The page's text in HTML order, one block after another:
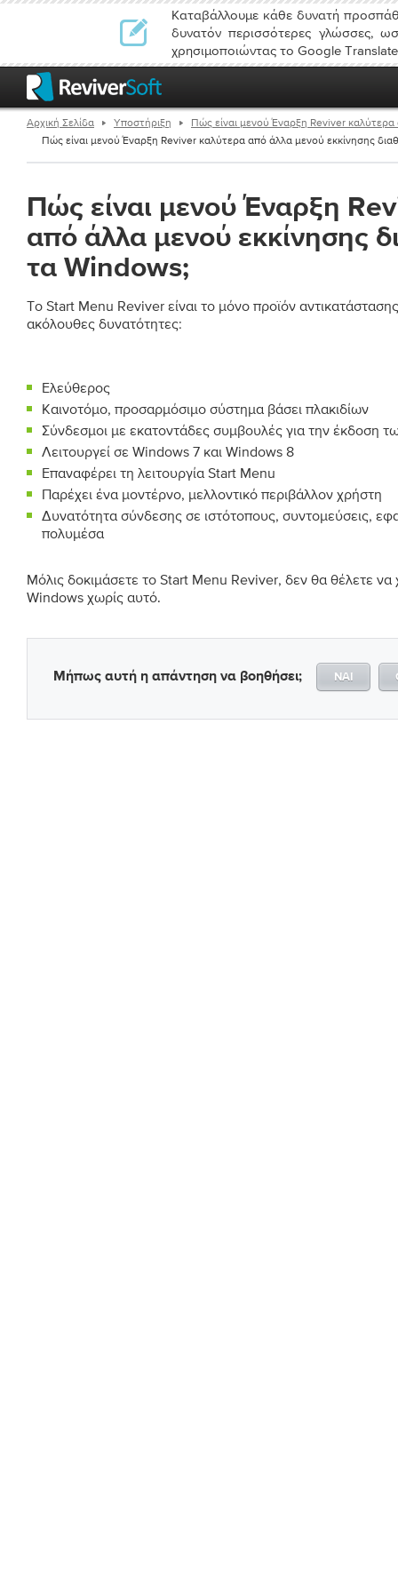
Καταβάλλουμε κάθε δυνατή
δυνατόν περισσότερες γλώσσες,
χρησιμοποιώντας το Google
Αρχική Σελίδα Υποστήριξη
Πώς είναι μενού Έναρξη Reviver
Πώς είναι μενού Έναρξη Reviver καλύτερα από άλλα μενού εκκίνησης
Πώς είναι μενού Έναρξη
από άλλα μενού εκκίνησης
τα Windows;
Το Start Menu Reviver είναι το μόνο προϊόν
ακόλουθες δυνατότητες:
Ελεύθερος
Καινοτόμο, προσαρμόσιμο σύστημα βάσει πλακιδίων
Σύνδεσμοι με εκατοντάδες συμβουλές για την έκδοση
Λειτουργεί σε Windows 7 και Windows 8
Επαναφέρει τη λειτουργία Start Menu
Παρέχει ένα μοντέρνο, μελλοντικό περιβάλλον χρήστη
Δυνατότητα σύνδεσης σε ιστότοπους, συντομεύσεις,
πολυμέσα
Μόλις δοκιμάσετε το Start Menu Reviver, δεν θα θέλετε να
Windows χωρίς αυτό.
Μήπως αυτή η απάντηση να βοηθήσει; ΝΑΊ